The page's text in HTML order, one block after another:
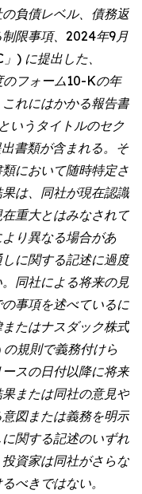
負債レベル、債務返
限事項、2024年9月
) に提出した、
フォーム10-Kの年
れにはかかる報告書
いうタイトルのセク
書類が含まれる。そ
において随時特定さ
は、同社が現在認識
重大とはみなされて
り異なる場合があ
に関する記述に過度
同社による将来の見
事項を述べているに
たはナスダック株式
規則で義務付けら
スの日付以降に将来
または同社の意見や
図または義務を明示
関する記述のいずれ
資家は同社がさらな
べきではない。